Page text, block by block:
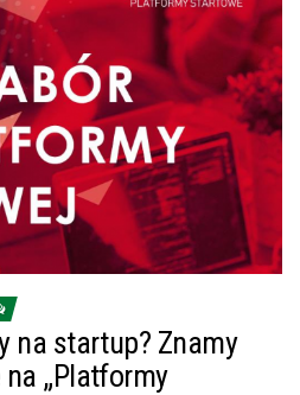
na startup? Znamy
„Platformy